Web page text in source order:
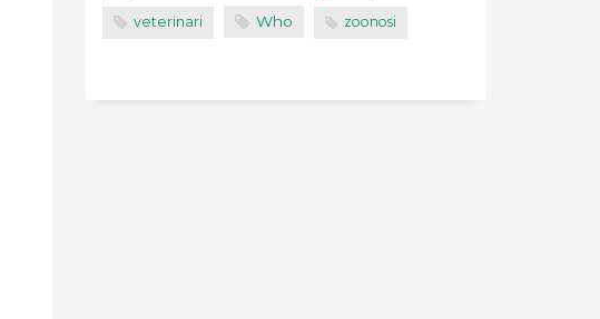
veterinari Who zoonosi